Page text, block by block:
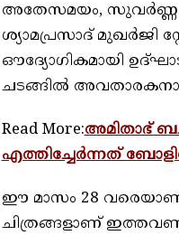
അതേസമയം, സുവര്‍ണ്ണ
ശ്യാമപ്രസാദ് മുഖര്‍ജി
ഔദ്യോഗികമായി
ചടങ്ങില്‍
Read More:അമിതാഭ്
എത്തിച്ചേർന്നത്
ഈ മാസം 28 വരെയാണ്
ചിത്രങ്ങളാണ് ഇത്തവണ